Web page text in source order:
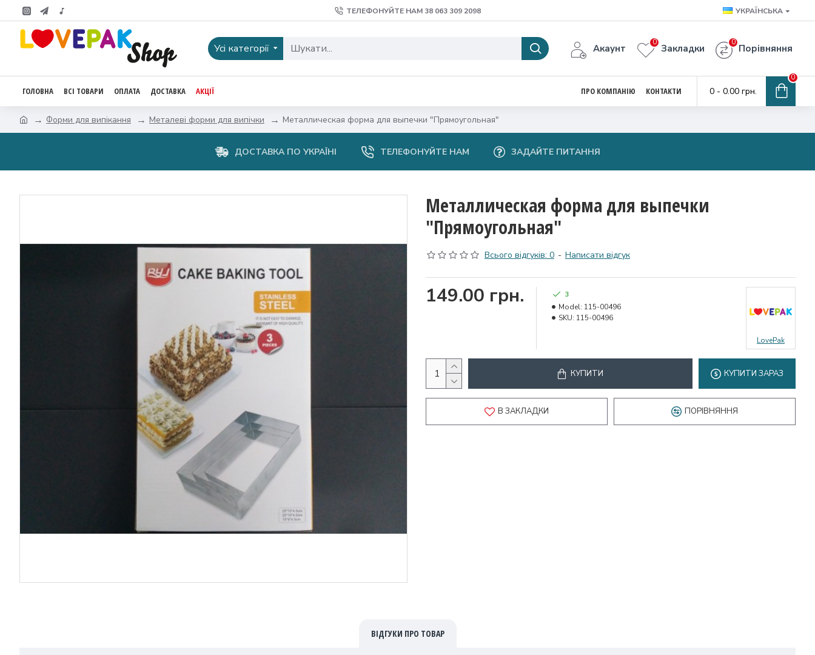
ТЕЛЕФОНУЙТЕ НАМ 38 ‎063 309 2098 УКРАЇНСЬКА
Усі категорії Акаунт Закладки
0
Порівняння
0
ГОЛОВНА ВСІ ТОВАРИ ОПЛАТА ДОСТАВКА АКЦІЇ ПРО КОМПАНІЮ КОНТАКТИ 0 - 0.00 грн.
0
Форми для випікання Металеві форми для випічки Металлическая форма для выпечки "Прямоугольная"
ДОСТАВКА ПО УКРАЇНІ ТЕЛЕФОНУЙТЕ НАМ ЗАДАЙТЕ ПИТАННЯ
Металлическая форма для выпечки
"Прямоугольная"
Всього відгуків: 0 - Написати відгук
149.00 грн.
3
Model: 115-00496
SKU: 115-00496
LovePak
КУПИТИ КУПИТИ ЗАРАЗ
В ЗАКЛАДКИ ПОРІВНЯННЯ
ВІДГУКИ ПРО ТОВАР